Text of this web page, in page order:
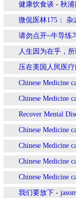
健康饮食谈 - 秋浦
微侃医林175：
请勿点开~牛导练
人生因为在乎，
压在美国人民医
Chinese Medicine
Chinese Medicine
Recover Mental
Chinese Medicine
Chinese Medicine
Chinese Medicine
Chinese Medicine
我们要放下 -